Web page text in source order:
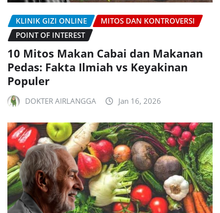
KLINIK GIZI ONLINE
MITOS DAN KONTROVERSI
POINT OF INTEREST
10 Mitos Makan Cabai dan Makanan
Pedas: Fakta Ilmiah vs Keyakinan
Populer
DOKTER AIRLANGGA Jan 16, 2026